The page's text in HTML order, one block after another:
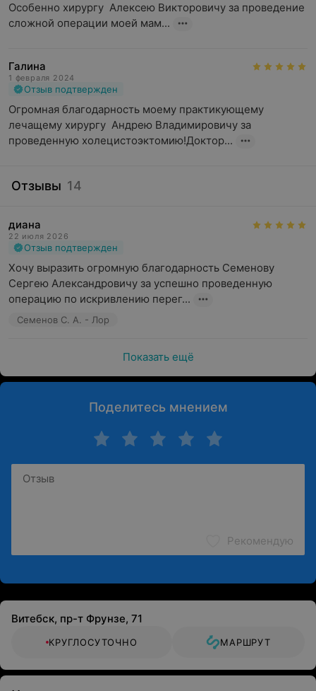
Особенно хирургу  Алексею Викторовичу за проведение
сложной операции моей мам...
Галина
1 февраля 2024
Отзыв подтвержден
Огромная благодарность моему практикующему
лечащему хирургу  Андрею Владимировичу за
проведенную холецистоэктомию!Доктор...
Отзывы 14
диана
22 июля 2026
Отзыв подтвержден
Хочу выразить огромную благодарность Семенову
Сергею Александровичу за успешно проведенную
операцию по искривлению перег...
Семенов С. А. - Лор
Показать ещё
Поделитесь мнением
Рекомендую
Витебск, пр-т Фрунзе, 71
КРУГЛОСУТОЧНО МАРШРУТ